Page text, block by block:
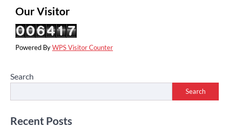
Our Visitor
Powered ByWPS Visitor Counter
Search
Search
Recent Posts